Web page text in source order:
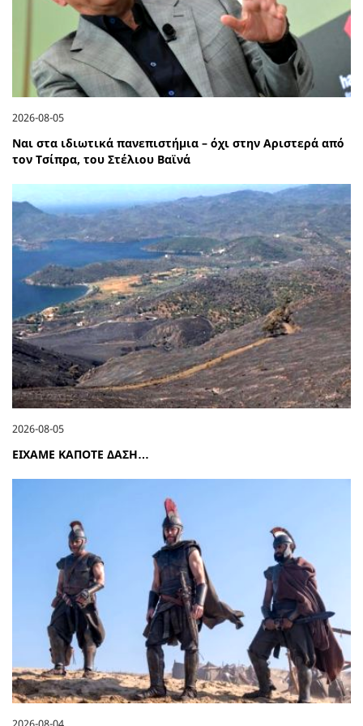
2026-08-05
Ναι στα ιδιωτικά πανεπιστήμια – όχι στην Αριστερά από
τον Τσίπρα, του Στέλιου Βαϊνά
2026-08-05
ΕΙΧΑΜΕ ΚΑΠΟΤΕ ΔΑΣΗ…